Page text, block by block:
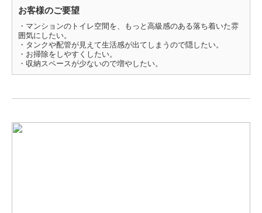
お客様のご要望
・マンションのトイレ空間を、もっと高級感のある落ち着いた雰
囲気にしたい。
・タンクや配管が見えて生活感が出てしまうので隠したい。
・お掃除をしやすくしたい。
・収納スペースが少ないので増やしたい。